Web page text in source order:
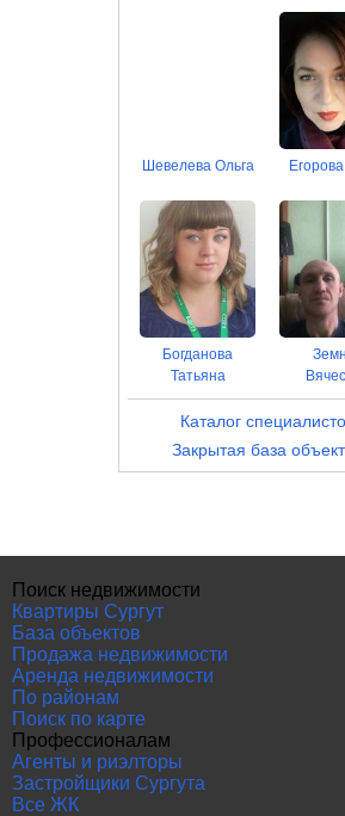
Шевелева Ольга
Богданова
Татьяна
Каталог
Закрытая база
Поиск недвижимости
Квартиры Сургут
База объектов
Продажа недвижимости
Аренда недвижимости
По районам
Поиск по карте
Профессионалам
Агенты и риэлторы
Застройщики Сургута
Все ЖК